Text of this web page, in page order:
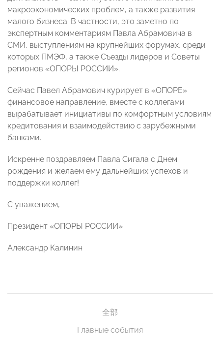
макроэкономических проблем, а также развития
малого бизнеса. В частности, это заметно по
экспертным комментариям Павла Абрамовича в
СМИ, выступлениям на крупнейших форумах, среди
которых ПМЭФ, а также Съезды лидеров и Советы
регионов «ОПОРЫ РОССИИ».
Сейчас Павел Абрамович курирует в «ОПОРЕ»
финансовое направление, вместе с коллегами
вырабатывает инициативы по комфортным условиям
кредитования и взаимодействию с зарубежными
банками.
Искренне поздравляем Павла Сигала с Днем
рождения и желаем ему дальнейших успехов и
поддержки коллег!
С уважением,
Президент «ОПОРЫ РОССИИ»
Александр Калинин
全部
Главные события